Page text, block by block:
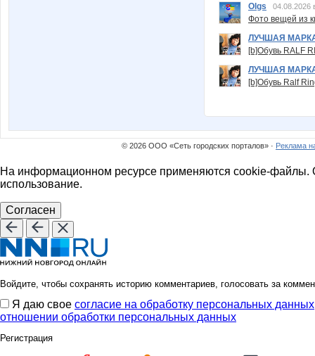
Olgs
04.08.2026
Фото вещей из
ЛУЧШАЯ
[b]Обувь RALF
ЛУЧШАЯ
[b]Обувь Ralf
© 2026 ООО «Сеть городских порталов» · Реклама
На информационном ресурсе применяются cookie-файлы.
использование.
Согласен
Войдите, чтобы сохранять историю комментариев, голосовать за
Я даю свое согласие на обработку персональных данных
отношении обработки персональных данных
Регистрация